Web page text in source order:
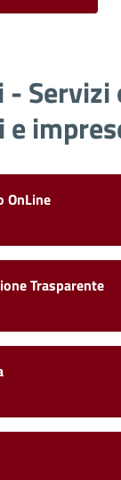
Servizi
OnLine
Trasparente